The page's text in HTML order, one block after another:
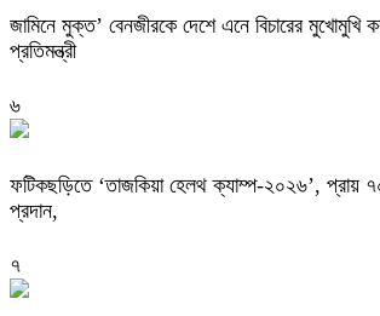
জামিনে মুক্ত’ বেনজীরকে দেশে এনে বিচারের মুখোমুখি
প্রতিমন্ত্রী
৬
ফটিকছড়িতে ‘তাজকিয়া হেলথ ক্যাম্প-২০২৬’, প্রায়
প্রদান,
৭